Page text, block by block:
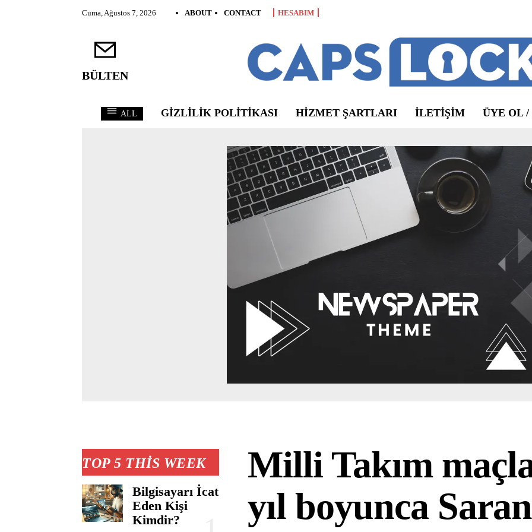
Cuma, Ağustos 7, 2026 ABOUT CONTACT HESABIM
BÜLTEN
ALL GIZLILIK POLITIKASI HIZMET ŞARTLARI ILETIŞIM ÜYE OL /
TOP 5 THIS WEEK
Bilgisayarı İcat
Eden Kişi
Kimdir?
Milli Takım
yıl boyunca Saran